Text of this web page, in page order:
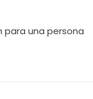
para una persona